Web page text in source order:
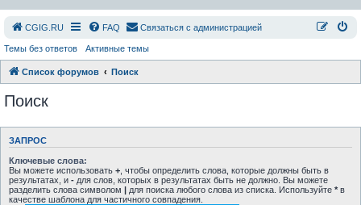
СGIG.RU FAQ Связаться с администрацией
Темы без ответов Активные темы
Список форумов Поиск
Поиск
ЗАПРОС
Ключевые слова:
Вы можете использовать + , чтобы определить слова, которые должны быть в
результатах, и - для слов, которых в результатах быть не должно. Вы можете
разделить слова символом | для поиска любого слова из списка. Используйте * в
качестве шаблона для частичного совпадения.